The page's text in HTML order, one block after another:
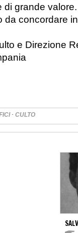
di grande valore.
da concordare
e Direzione
· CULTO